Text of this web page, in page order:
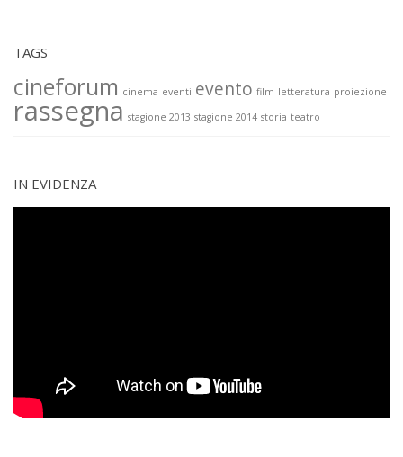
TAGS
cineforum cinema eventi evento film letteratura proiezione
rassegna stagione 2013 stagione 2014 storia teatro
IN EVIDENZA